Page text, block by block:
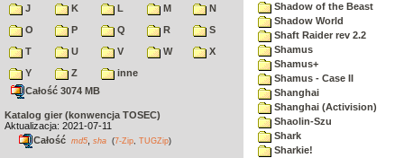
J
K L M
N
O
P Q R
S
T
U V W
X
Y
Z
inne
Całość 3074 MB
Katalog gier (konwencja TOSEC)
Aktualizacja: 2021-07-11
Całość md5 sha (7-Zip TUGZip)
Shadow of the Beast
Shadow World
Shaft Raider rev 2.2
Shamus
Shamus+
Shamus - Case II
Shanghai
Shanghai (Activision)
Shaolin-Szu
Shark
Sharkie!